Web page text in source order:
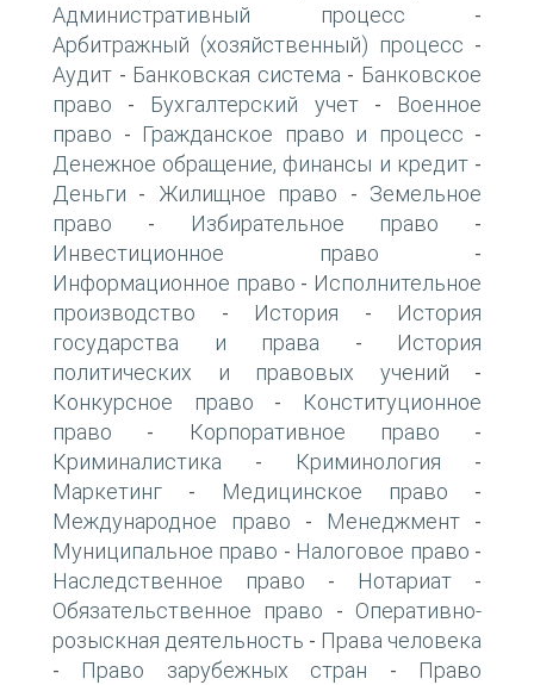
Административный процесс -
Арбитражный (хозяйственный) процесс -
Аудит - Банковская система - Банковское
право - Бухгалтерский учет-
Военное
право - Гражданское право и процесс -
Денежное обращение, финансы и кредит-
Деньги - Жилищное право - Земельное
право - Избирательное право -
Инвестиционное право -
Информационное право - Исполнительное
производство - История -
История
государства и права -
История
политических и правовых учений -
Конкурсное право -
Конституционное
право - Корпоративное право -
Криминалистика - Криминология -
Маркетинг - Медицинское право -
Международное право - Менеджмент -
Муниципальное право - Налоговое право -
Наследственное право - Нотариат -
Обязательственное право - Оперативно-
розыскная деятельность - Права человека
- Право зарубежных стран -
Право